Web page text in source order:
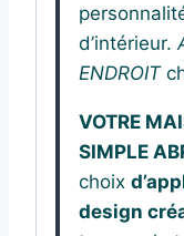
d’intérieur.
ENDROIT
VOTRE
SIMPLE
choix
design